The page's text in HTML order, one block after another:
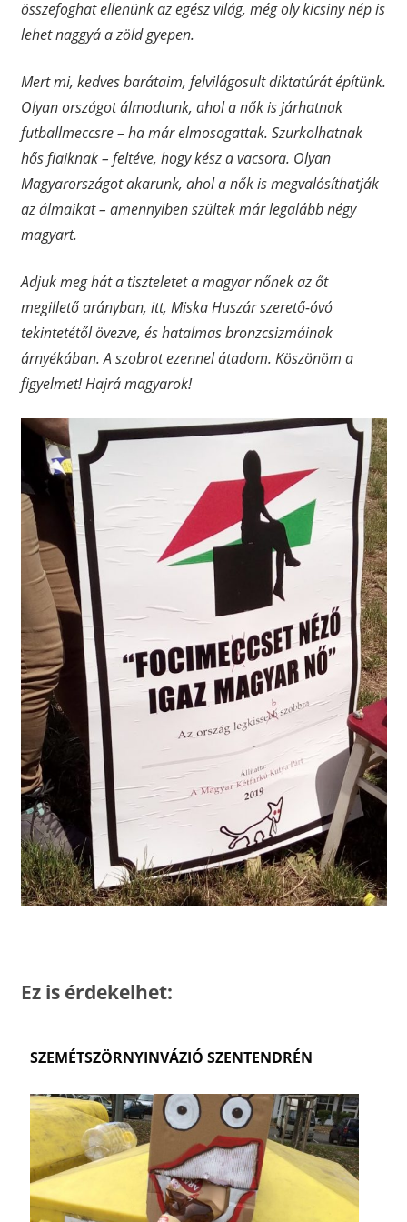
összefoghat ellenünk az egész világ, még oly kicsiny nép is
lehet naggyá a zöld gyepen.
Mert mi, kedves barátaim, felvilágosult diktatúrát építünk.
Olyan országot álmodtunk, ahol a nők is járhatnak
futballmeccsre – ha már elmosogattak. Szurkolhatnak
hős fiaiknak – feltéve, hogy kész a vacsora. Olyan
Magyarországot akarunk, ahol a nők is megvalósíthatják
az álmaikat – amennyiben szültek már legalább négy
magyart.
Adjuk meg hát a tiszteletet a magyar nőnek az őt
megillető arányban, itt, Miska Huszár szerető-óvó
tekintetétől övezve, és hatalmas bronzcsizmáinak
árnyékában. A szobrot ezennel átadom. Köszönöm a
figyelmet! Hajrá magyarok!
Ez is érdekelhet:
SZEMÉTSZÖRNYINVÁZIÓ SZENTENDRÉN